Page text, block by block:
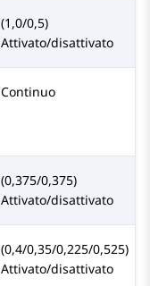
(1,0/0,5)
Attivato/disattivato
Continuo
(0,375/0,375)
Attivato/disattivato
(0,4/0,35/0,225/0,525)
Attivato/disattivato